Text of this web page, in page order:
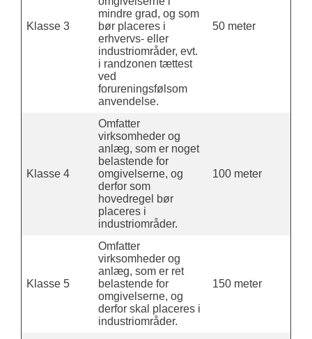
Klasse 3
mindre grad, og som
bør placeres i
erhvervs- eller
industriområder, evt.
i randzonen tættest
ved
forureningsfølsom
anvendelse.
50 meter
Klasse 4
Omfatter
virksomheder og
anlæg, som er noget
belastende for
omgivelserne, og
derfor som
hovedregel bør
placeres i
industriområder.
100 meter
Klasse 5
Omfatter
virksomheder og
anlæg, som er ret
belastende for
omgivelserne, og
derfor skal placeres i
industriområder.
150 meter